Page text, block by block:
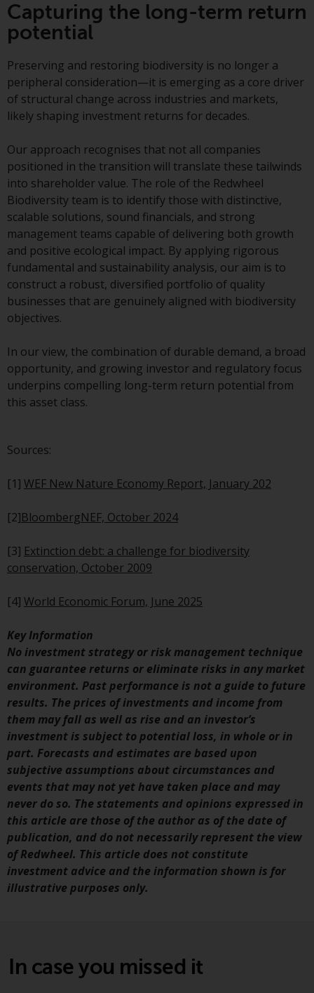
Um festzustellen, ob ein 40-Act-
Fonds eine geeignete Anlage für
Anlageziele, das Risiko sowie die
Gebühren und Ausgaben des
Fonds prüfen. Diese und andere
Informationen finden Sie im
telefonisch unter 1-855-RWC-
FUND erhältlich ist oder indem
Sie
https://www.redwheel.com/us/en/
and-documents/ besuchen. Bitte
lesen Sie den Verkaufsprospekt
sorgfältig durch, bevor Sie
investieren.
Andere auf dieser Website
beschriebene Fonds unterliegen
regulatorischen Anforderungen
wie 40 Act Funds, einschließlich
der Anforderungen an
Investmentfonds, Anlegern
potenzielle Anleger sollten vor
Angebotsprospekt und andere
konsultieren, um eine
vollständige Liste der Risiken und
zu erhalten.
Produkte und Dienstleistungen
Diese Website beschreibt die
Fähigkeiten von Redwheel und
dient nur zu
Informationszwecken. Keines der
auf dieser Website enthaltenen
Materialien soll ein
Verkaufsangebot oder eine
Aufforderung oder Aufforderung
zur Abgabe eines Angebots zum
Kauf von Produkten oder
Dienstleistungen darstellen, die
von Redwheel oder einem seiner
einer Anlageentscheidung
herangezogen werden. Diese
Capturing the long-term return
potential
Preserving and restoring biodiversity is no longer a
peripheral consideration—it is emerging as a core driver
of structural change across industries and markets,
likely shaping investment returns for decades.
Our approach recognises that not all companies
positioned in the transition will translate these tailwinds
into shareholder value. The role of the Redwheel
Biodiversity team is to identify those with distinctive,
scalable solutions, sound financials, and strong
management teams capable of delivering both growth
and positive ecological impact. By applying rigorous
fundamental and sustainability analysis, our aim is to
construct a robust, diversified portfolio of quality
businesses that are genuinely aligned with biodiversity
objectives.
In our view, the combination of durable demand, a broad
opportunity, and growing investor and regulatory focus
underpins compelling long-term return potential from
this asset class.
Sources:
[1] WEF New Nature Economy Report, January 202
[2]BloombergNEF, October 2024
[3] Extinction debt: a challenge for biodiversity
conservation, October 2009
[4] World Economic Forum, June 2025
Key Information
No investment strategy or risk management technique
can guarantee returns or eliminate risks in any market
environment. Past performance is not a guide to future
results. The prices of investments and income from
them may fall as well as rise and an investor’s
investment is subject to potential loss, in whole or in
part. Forecasts and estimates are based upon
subjective assumptions about circumstances and
events that may not yet have taken place and may
never do so. The statements and opinions expressed in
this article are those of the author as of the date of
publication, and do not necessarily represent the view
of Redwheel. This article does not constitute
investment advice and the information shown is for
illustrative purposes only.
In case you missed it